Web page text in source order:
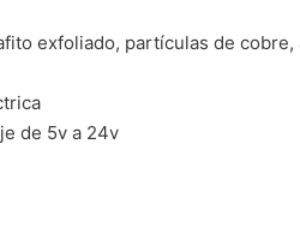
exfoliado, partículas de cobre,
de 5v a 24v